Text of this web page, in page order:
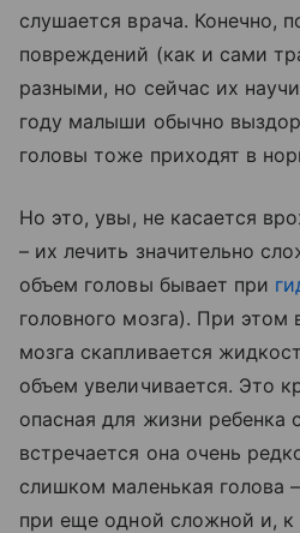
слушается врача. Конечно,
повреждений (как и сами
разными, но сейчас их
году малыши обычно
головы тоже приходят в
Но это, увы, не касается
– их лечить значительно
объем головы бывает при
головного мозга). При этом
мозга скапливается
объем увеличивается. Это
опасная для жизни ребенка
встречается она очень
слишком маленькая голова
при еще одной сложной и, к